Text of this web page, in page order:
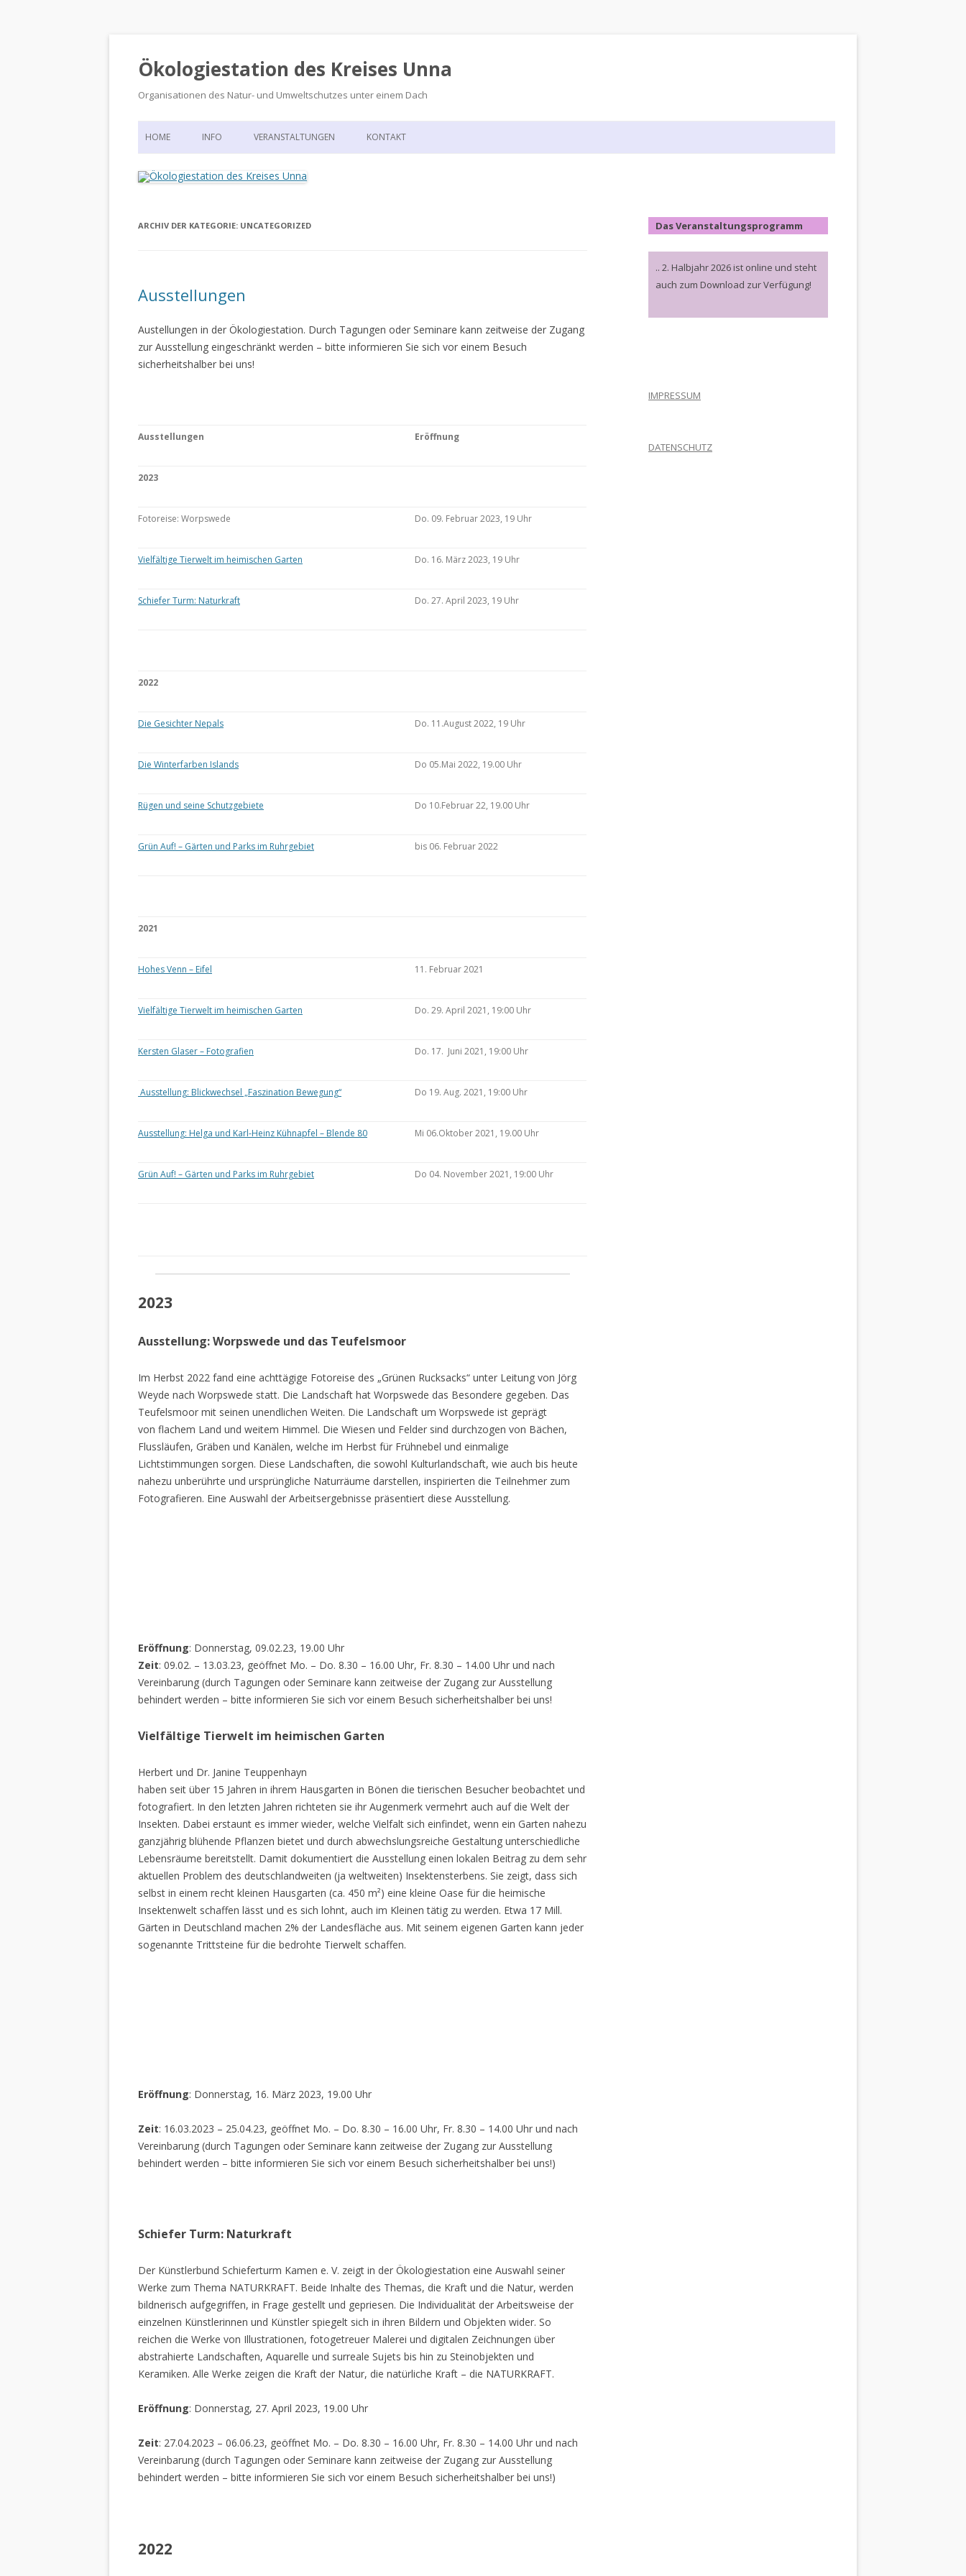
Ökologiestation des Kreises Unna
Organisationen des Natur- und Umweltschutzes unter einem Dach
Zum
HOME INFO VERANSTALTUNGEN KONTAKT
ARCHIV DER KATEGORIE: UNCATEGORIZED
Ausstellungen
Austellungen in der Ökologiestation. Durch Tagungen oder Seminare kann zeitweise der Zugang
zur Ausstellung eingeschränkt werden – bitte informieren Sie sich vor einem Besuch
sicherheitshalber bei uns!
Ausstellungen Eröffnung
2023
Fotoreise: Worpswede Do. 09. Februar 2023, 19 Uhr
Vielfältige Tierwelt im heimischen Garten Do. 16. März 2023, 19 Uhr
Schiefer Turm: Naturkraft Do. 27. April 2023, 19 Uhr
2022
Die Gesichter Nepals Do. 11.August 2022, 19 Uhr
Die Winterfarben Islands Do 05.Mai 2022, 19.00 Uhr
Rügen und seine Schutzgebiete Do 10.Februar 22, 19.00 Uhr
Grün Auf! – Gärten und Parks im Ruhrgebiet bis 06. Februar 2022
2021
Hohes Venn – Eifel 11. Februar 2021
Vielfältige Tierwelt im heimischen Garten Do. 29. April 2021, 19:00 Uhr
Kersten Glaser – Fotografien Do. 17. Juni 2021, 19:00 Uhr
Ausstellung: Blickwechsel „Faszination Bewegung“ Do 19. Aug. 2021, 19:00 Uhr
Ausstellung: Helga und Karl-Heinz Kühnapfel – Blende 80 Mi 06.Oktober 2021, 19.00 Uhr
Grün Auf! – Gärten und Parks im Ruhrgebiet Do 04. November 2021, 19:00 Uhr
2023
Ausstellung: Worpswede und das Teufelsmoor
Im Herbst 2022 fand eine achttägige Fotoreise des „Grünen Rucksacks“ unter Leitung von Jörg
Weyde nach Worpswede statt. Die Landschaft hat Worpswede das Besondere gegeben. Das
Teufelsmoor mit seinen unendlichen Weiten. Die Landschaft um Worpswede ist geprägt
von flachem Land und weitem Himmel. Die Wiesen und Felder sind durchzogen von Bächen,
Flussläufen, Gräben und Kanälen, welche im Herbst für Frühnebel und einmalige
Lichtstimmungen sorgen. Diese Landschaften, die sowohl Kulturlandschaft, wie auch bis heute
nahezu unberührte und ursprüngliche Naturräume darstellen, inspirierten die Teilnehmer zum
Fotografieren. Eine Auswahl der Arbeitsergebnisse präsentiert diese Ausstellung.
Eröffnung: Donnerstag, 09.02.23, 19.00 Uhr
Zeit: 09.02. – 13.03.23, geöffnet Mo. – Do. 8.30 – 16.00 Uhr, Fr. 8.30 – 14.00 Uhr und nach
Vereinbarung (durch Tagungen oder Seminare kann zeitweise der Zugang zur Ausstellung
behindert werden – bitte informieren Sie sich vor einem Besuch sicherheitshalber bei uns!
Vielfältige Tierwelt im heimischen Garten
Herbert und Dr. Janine Teuppenhayn
haben seit über 15 Jahren in ihrem Hausgarten in Bönen die tierischen Besucher beobachtet und
fotografiert. In den letzten Jahren richteten sie ihr Augenmerk vermehrt auch auf die Welt der
Insekten. Dabei erstaunt es immer wieder, welche Vielfalt sich einfindet, wenn ein Garten nahezu
ganzjährig blühende Pflanzen bietet und durch abwechslungsreiche Gestaltung unterschiedliche
Lebensräume bereitstellt. Damit dokumentiert die Ausstellung einen lokalen Beitrag zu dem sehr
aktuellen Problem des deutschlandweiten (ja weltweiten) Insektensterbens. Sie zeigt, dass sich
selbst in einem recht kleinen Hausgarten (ca. 450 m²) eine kleine Oase für die heimische
Insektenwelt schaffen lässt und es sich lohnt, auch im Kleinen tätig zu werden. Etwa 17 Mill.
Gärten in Deutschland machen 2% der Landesfläche aus. Mit seinem eigenen Garten kann jeder
sogenannte Trittsteine für die bedrohte Tierwelt schaffen.
Eröffnung: Donnerstag, 16. März 2023, 19.00 Uhr
Zeit: 16.03.2023 – 25.04.23, geöffnet Mo. – Do. 8.30 – 16.00 Uhr, Fr. 8.30 – 14.00 Uhr und nach
Vereinbarung (durch Tagungen oder Seminare kann zeitweise der Zugang zur Ausstellung
behindert werden – bitte informieren Sie sich vor einem Besuch sicherheitshalber bei uns!)
Schiefer Turm: Naturkraft
Der Künstlerbund Schieferturm Kamen e. V. zeigt in der Ökologiestation eine Auswahl seiner
Werke zum Thema NATURKRAFT. Beide Inhalte des Themas, die Kraft und die Natur, werden
bildnerisch aufgegriffen, in Frage gestellt und gepriesen. Die Individualität der Arbeitsweise der
einzelnen Künstlerinnen und Künstler spiegelt sich in ihren Bildern und Objekten wider. So
reichen die Werke von Illustrationen, fotogetreuer Malerei und digitalen Zeichnungen über
abstrahierte Landschaften, Aquarelle und surreale Sujets bis hin zu Steinobjekten und
Keramiken. Alle Werke zeigen die Kraft der Natur, die natürliche Kraft – die NATURKRAFT.
Eröffnung: Donnerstag, 27. April 2023, 19.00 Uhr
Zeit: 27.04.2023 – 06.06.23, geöffnet Mo. – Do. 8.30 – 16.00 Uhr, Fr. 8.30 – 14.00 Uhr und nach
Vereinbarung (durch Tagungen oder Seminare kann zeitweise der Zugang zur Ausstellung
behindert werden – bitte informieren Sie sich vor einem Besuch sicherheitshalber bei uns!)
2022
Das Veranstaltungsprogramm
.. 2. Halbjahr 2026 ist online und steht
auch zum Download zur Verfügung!
IMPRESSUM
DATENSCHUTZ